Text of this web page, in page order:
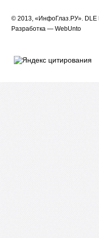
© 2013, «ИнфоГлаз.РУ». DLE
Разработка —WebUnto